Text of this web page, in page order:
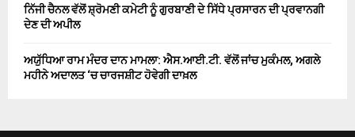
ਨਿੱਜੀ ਚੈਨਲ ਵੱਲੋਂ ਸ਼੍ਰੋਮਣੀ ਕਮੇਟੀ ਨੂੰ ਗੁਰਬਾਣੀ ਦੇ ਸਿੱਧੇ ਪ੍ਰਸਾਰਨ ਦੀ ਪ੍ਰਵਾਨਗੀ
ਦੇਣ ਦੀ ਅਪੀਲ
ਅਯੁੱਧਿਆ ਰਾਮ ਮੰਦਰ ਦਾਨ ਮਾਮਲਾ: ਐਸ.ਆਈ.ਟੀ. ਵੱਲੋਂ ਜਾਂਚ ਮੁਕੰਮਲ, ਅਗਲੇ
ਮਹੀਨੇ ਅਦਾਲਤ ‘ਚ ਚਾਰਜਸ਼ੀਟ ਹੋਵੇਗੀ ਦਾਖ਼ਲ